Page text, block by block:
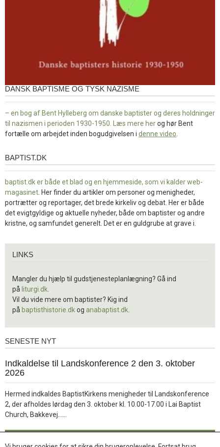
DANSK BAPTISME OG TYSK NAZISME
– en bog af Bent Hylleberg om danske baptister og deres holdninger
til nazismen i perioden 1930-1950. Læs mere herog hør Bent
fortælle om arbejdet inden bogudgivelsen i denne video
baptist.dk
BAPTIST.DK
baptist.dk er både et blad og en hjemmeside, som vi kalder web-
magasinet . Her finder du artikler om personer og menigheder,
portrætter og reportager, det brede kirkeliv og debat. Her er både
det evigtgyldige og aktuelle nyheder, både om baptister og andre
kristne, og samfundet generelt. Det er en guldgrube at grave i.
LINKS
Mangler du hjælp til gudstjenesteplanlægning? Gå ind
på liturgi.dk
Vil du vide mere om baptister? Kig ind
på baptisthistorie.dkog anabaptist.dk
Seneste
SENESTE NYT
jul.
Indkaldelse til Landskonference 2 den 3. oktober
2026
Hermed indkaldes BaptistKirkens menigheder til Landskonference
2, der afholdes lørdag den 3. oktober kl. 10.00-17.00 i Lai Baptist
Church, Bakkevej……
Læs mere